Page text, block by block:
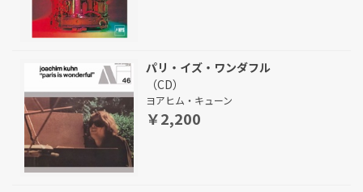
パリ・イズ・ワンダフル
（CD）
ヨアヒム・キューン
￥2,200